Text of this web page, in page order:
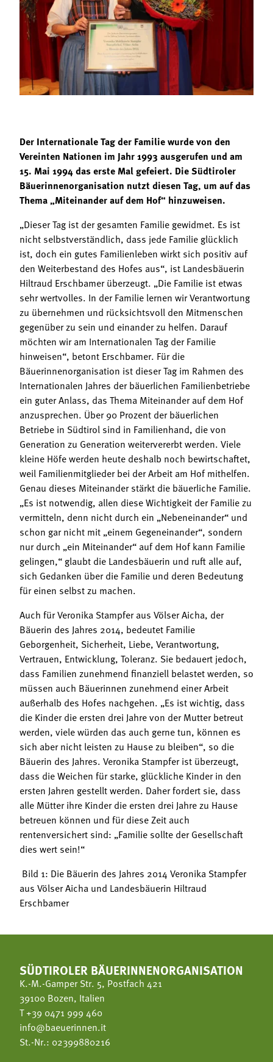
Mitgliedschaft
Landessekretariat
Bäuerliche Buffets
Hofgeschichten
Der Internationale Tag der Familie wurde von den
Vereinten Nationen im Jahr 1993 ausgerufen und am
15. Mai 1994 das erste Mal gefeiert. Die Südtiroler
Bäuerinnenorganisation nutzt diesen Tag, um auf das
Thema „Miteinander auf dem Hof“ hinzuweisen.
„Dieser Tag ist der gesamten Familie gewidmet. Es ist
nicht selbstverständlich, dass jede Familie glücklich
ist, doch ein gutes Familienleben wirkt sich positiv auf
den Weiterbestand des Hofes aus“, ist Landesbäuerin
Hiltraud Erschbamer überzeugt. „Die Familie ist etwas
sehr wertvolles. In der Familie lernen wir Verantwortung
zu übernehmen und rücksichtsvoll den Mitmenschen
gegenüber zu sein und einander zu helfen. Darauf
möchten wir am Internationalen Tag der Familie
hinweisen“, betont Erschbamer. Für die
Bäuerinnenorganisation ist dieser Tag im Rahmen des
Internationalen Jahres der bäuerlichen Familienbetriebe
ein guter Anlass, das Thema Miteinander auf dem Hof
anzusprechen. Über 90 Prozent der bäuerlichen
Betriebe in Südtirol sind in Familienhand, die von
Generation zu Generation weitervererbt werden. Viele
kleine Höfe werden heute deshalb noch bewirtschaftet,
weil Familienmitglieder bei der Arbeit am Hof mithelfen.
Genau dieses Miteinander stärkt die bäuerliche Familie.
„Es ist notwendig, allen diese Wichtigkeit der Familie zu
vermitteln, denn nicht durch ein „Nebeneinander“ und
schon gar nicht mit „einem Gegeneinander“, sondern
nur durch „ein Miteinander“ auf dem Hof kann Familie
gelingen,“ glaubt die Landesbäuerin und ruft alle auf,
sich Gedanken über die Familie und deren Bedeutung
für einen selbst zu machen.
Auch für Veronika Stampfer aus Völser Aicha, der
Bäuerin des Jahres 2014, bedeutet Familie
Geborgenheit, Sicherheit, Liebe, Verantwortung,
Vertrauen, Entwicklung, Toleranz. Sie bedauert jedoch,
dass Familien zunehmend finanziell belastet werden, so
müssen auch Bäuerinnen zunehmend einer Arbeit
außerhalb des Hofes nachgehen. „Es ist wichtig, dass
die Kinder die ersten drei Jahre von der Mutter betreut
werden, viele würden das auch gerne tun, können es
sich aber nicht leisten zu Hause zu bleiben“, so die
Bäuerin des Jahres. Veronika Stampfer ist überzeugt,
dass die Weichen für starke, glückliche Kinder in den
ersten Jahren gestellt werden. Daher fordert sie, dass
alle Mütter ihre Kinder die ersten drei Jahre zu Hause
betreuen können und für diese Zeit auch
rentenversichert sind: „Familie sollte der Gesellschaft
dies wert sein!“
Bild 1: Die Bäuerin des Jahres 2014 Veronika Stampfer
aus Völser Aicha und Landesbäuerin Hiltraud
Erschbamer
SÜDTIROLER BÄUERINNENORGANISATION
K.-M.-Gamper Str. 5, Postfach 421
39100 Bozen, Italien
T+39 0471 999 460
info@baeuerinnen.it
St.-Nr.: 02399880216